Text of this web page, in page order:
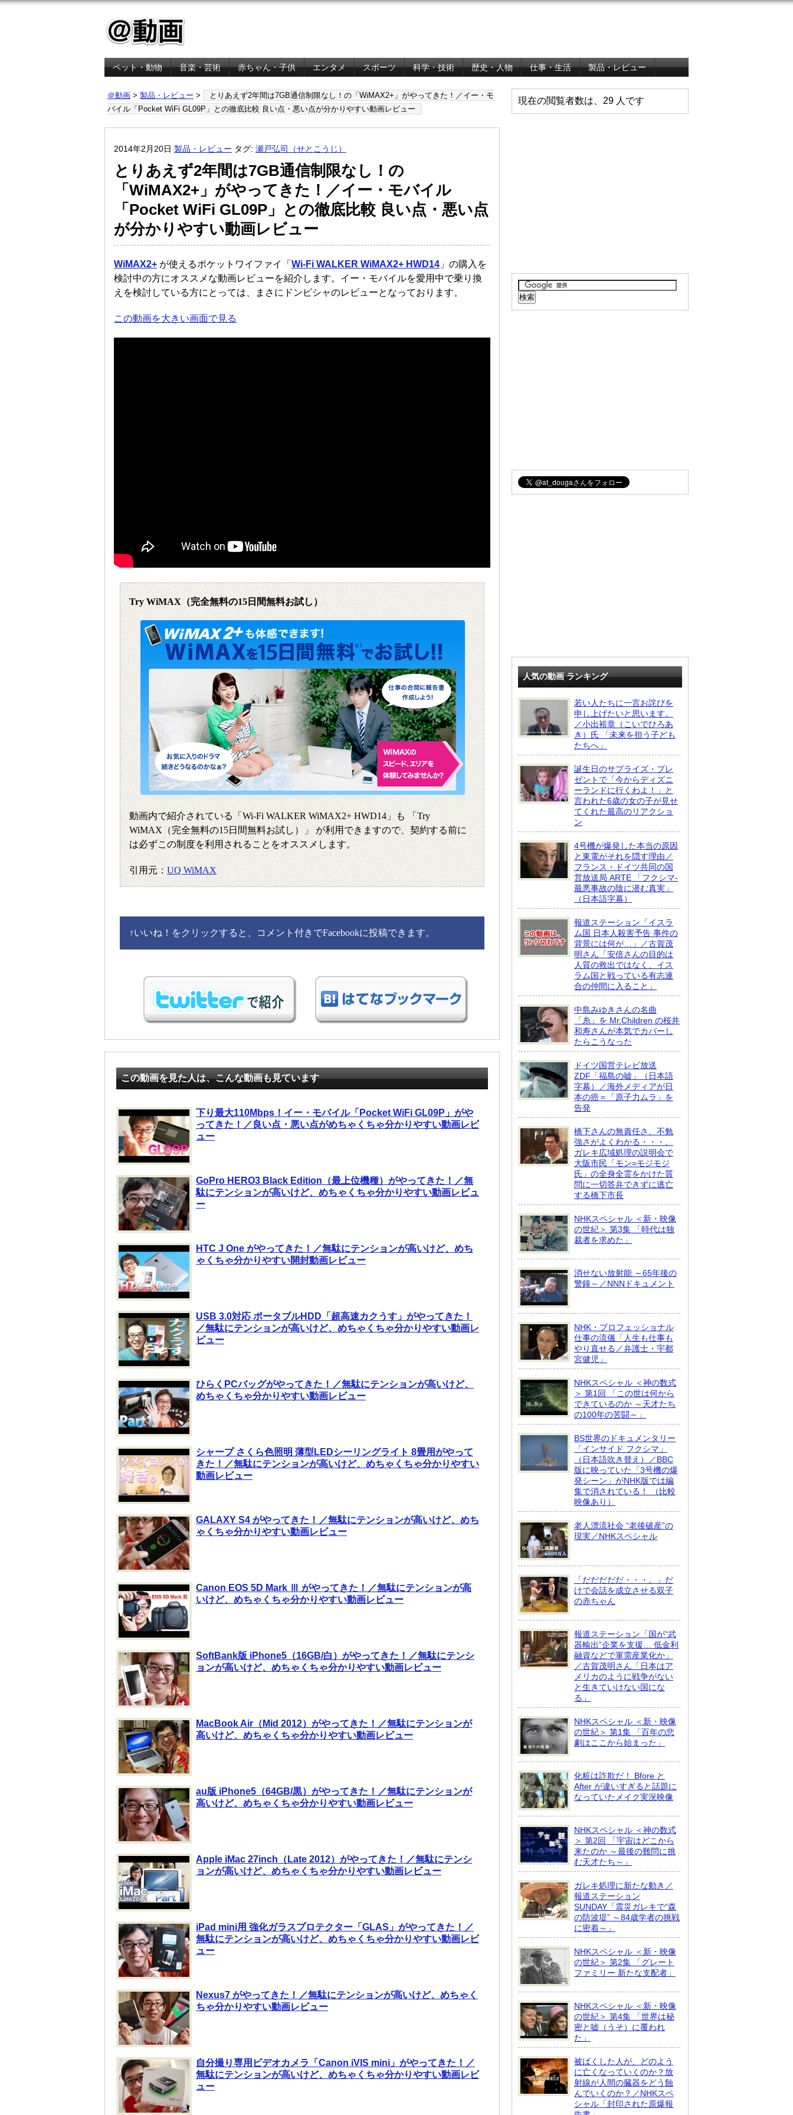
ペット・動物 音楽・芸術 赤ちゃん・子供 エンタメ スポーツ 科学・技術 歴史・人物 仕事・生活
製品・レビュー
＠動画 > 製品・レビュー >
とりあえず2年間は7GB通信制限なし！の「WiMAX2+」がやってきた！／イー・モ
バイル「Pocket WiFi GL09P」との徹底比較 良い点・悪い点が分かりやすい動画レビュー
2014年2月20日 製品・レビュー タグ: 瀬戸弘司（せとこうじ）
とりあえず2年間は7GB通信制限なし！の
「WiMAX2+」がやってきた！／イー・モバイル
「Pocket WiFi GL09P」との徹底比較 良い点・悪い点
が分かりやすい動画レビュー
WiMAX2+ が使えるポケットワイファイ「 Wi-Fi WALKER WiMAX2+ HWD14 」の購入を
検討中の方にオススメな動画レビューを紹介します。イー・モバイルを愛用中で乗り換
えを検討している方にとっては、まさにドンピシャのレビューとなっております。
この動画を大きい画面で見る
Try WiMAX（完全無料の15日間無料お試し）
動画内で紹介されている「Wi-Fi WALKER WiMAX2+ HWD14」も 「Try
WiMAX（完全無料の15日間無料お試し）」 が利用できますので、契約する前に
は必ずこの制度を利用されることをオススメします。
引用元： UQ WiMAX
↑いいね！をクリックすると、コメント付きでFacebookに投稿できます。
この動画を見た人は、こんな動画も見ています
下り最大110Mbps！イー・モバイル「Pocket WiFi GL09P」がや
ってきた！／良い点・悪い点がめちゃくちゃ分かりやすい動画レビ
ュー
GoPro HERO3 Black Edition（最上位機種）がやってきた！／無
駄にテンションが高いけど、めちゃくちゃ分かりやすい動画レビュ
ー
HTC J One がやってきた！／無駄にテンションが高いけど、めち
ゃくちゃ分かりやすい開封動画レビュー
USB 3.0対応 ポータブルHDD「超高速カクうす」がやってきた！
／無駄にテンションが高いけど、めちゃくちゃ分かりやすい動画レ
ビュー
ひらくPCバッグがやってきた！／無駄にテンションが高いけど、
めちゃくちゃ分かりやすい動画レビュー
シャープ さくら色照明 薄型LEDシーリングライト 8畳用がやって
きた！／無駄にテンションが高いけど、めちゃくちゃ分かりやすい
動画レビュー
GALAXY S4 がやってきた！／無駄にテンションが高いけど、めち
ゃくちゃ分かりやすい動画レビュー
Canon EOS 5D Mark Ⅲ がやってきた！／無駄にテンションが高
いけど、めちゃくちゃ分かりやすい動画レビュー
SoftBank版 iPhone5（16GB/白）がやってきた！／無駄にテンシ
ョンが高いけど、めちゃくちゃ分かりやすい動画レビュー
MacBook Air（Mid 2012）がやってきた！／無駄にテンションが
高いけど、めちゃくちゃ分かりやすい動画レビュー
au版 iPhone5（64GB/黒）がやってきた！／無駄にテンションが
高いけど、めちゃくちゃ分かりやすい動画レビュー
Apple iMac 27inch（Late 2012）がやってきた！／無駄にテンシ
ョンが高いけど、めちゃくちゃ分かりやすい動画レビュー
iPad mini用 強化ガラスプロテクター「GLAS」がやってきた！／
無駄にテンションが高いけど、めちゃくちゃ分かりやすい動画レビ
ュー
Nexus7 がやってきた！／無駄にテンションが高いけど、めちゃく
ちゃ分かりやすい動画レビュー
自分撮り専用ビデオカメラ「Canon iVIS mini」がやってきた！／
無駄にテンションが高いけど、めちゃくちゃ分かりやすい動画レビ
ュー
現在の閲覧者数は、29 人です
人気の動画 ランキング
若い人たちに一言お詫びを
申し上げたいと思います。
／小出裕章（こいでひろあ
き）氏 「未来を担う子ども
たちへ」
誕生日のサプライズ・プレ
ゼントで「今からディズニ
ーランドに行くわよ！」と
言われた6歳の女の子が見せ
てくれた最高のリアクショ
ン
4号機が爆発した本当の原因
と東電がそれを隠す理由／
フランス・ドイツ共同の国
営放送局 ARTE 「フクシマ-
最悪事故の陰に潜む真実」
（日本語字幕）
報道ステーション「イスラ
ム国 日本人殺害予告 事件の
背景には何が…」／古賀茂
明さん「安倍さんの目的は
人質の救出ではなく、イス
ラム国と戦っている有志連
合の仲間に入ること」
中島みゆきさんの名曲
「糸」を Mr.Children の桜井
和寿さんが本気でカバーし
たらこうなった
ドイツ国営テレビ放送
ZDF「福島の嘘」（日本語
字幕）／海外メディアが日
本の癌＝「原子力ムラ」を
告発
橋下さんの無責任さ、不勉
強さがよくわかる・・・。
ガレキ広域処理の説明会で
大阪市民「モン=モジモジ
氏」の全身全霊をかけた質
問に一切答弁できずに逃亡
する橋下市長
NHKスペシャル ＜新・映像
の世紀＞ 第3集 「時代は独
裁者を求めた」
消せない放射能 ～65年後の
警鐘～／NNNドキュメント
NHK・プロフェッショナル
仕事の流儀「人生も仕事も
やり直せる／弁護士・宇都
宮健児」
NHKスペシャル ＜神の数式
＞ 第1回 「この世は何から
できているのか ～天才たち
の100年の苦闘～」
BS世界のドキュメンタリー
「インサイド フクシマ」
（日本語吹き替え）／BBC
版に映っていた「3号機の爆
発シーン」がNHK版では編
集で消されている！ （比較
映像あり）
老人漂流社会 “老後破産”の
現実／NHKスペシャル
「だだだだだ・・・。」だ
けで会話を成立させる双子
の赤ちゃん
報道ステーション「国が“武
器輸出”企業を支援… 低金利
融資などで軍需産業化か」
／古賀茂明さん「日本はア
メリカのように戦争がない
と生きていけない国にな
る」
NHKスペシャル ＜新・映像
の世紀＞ 第1集 「百年の悲
劇はここから始まった」
化粧は詐欺だ！ Bfore と
After が違いすぎると話題に
なっていたメイク実況映像
NHKスペシャル ＜神の数式
＞ 第2回 「宇宙はどこから
来たのか ～最後の難問に挑
む天才たち～」
ガレキ処理に新たな動き／
報道ステーション
SUNDAY「震災ガレキで“森
の防波堤” ～84歳学者の挑戦
に密着～」
NHKスペシャル ＜新・映像
の世紀＞ 第2集 「グレート
ファミリー 新たな支配者」
NHKスペシャル ＜新・映像
の世紀＞ 第4集 「世界は秘
密と嘘（うそ）に覆われ
た」
被ばくした人が、どのよう
に亡くなっていくのか？放
射線が人間の臓器をどう蝕
んでいくのか？／NHKスペ
シャル「封印された原爆報